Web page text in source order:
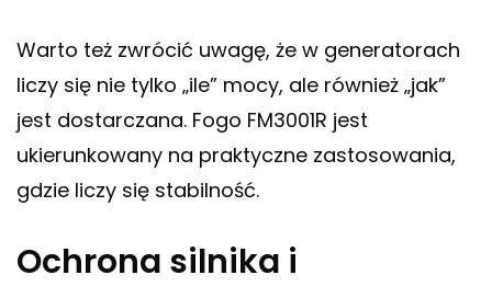
Warto też zwrócić uwagę, że w generatorach
liczy się nie tylko „ile” mocy, ale również „jak”
jest dostarczana. Fogo FM3001R jest
ukierunkowany na praktyczne zastosowania,
gdzie liczy się stabilność.
Ochrona silnika i